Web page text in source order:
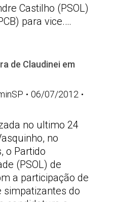
Castilho (PSOL)
para vice.…
de Claudinei em
06/07/2012
no ultimo 24
no
o Partido
(PSOL) de
a participação de
simpatizantes do